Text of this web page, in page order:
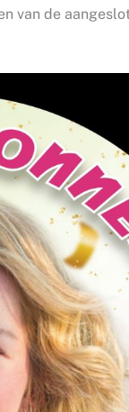
van de